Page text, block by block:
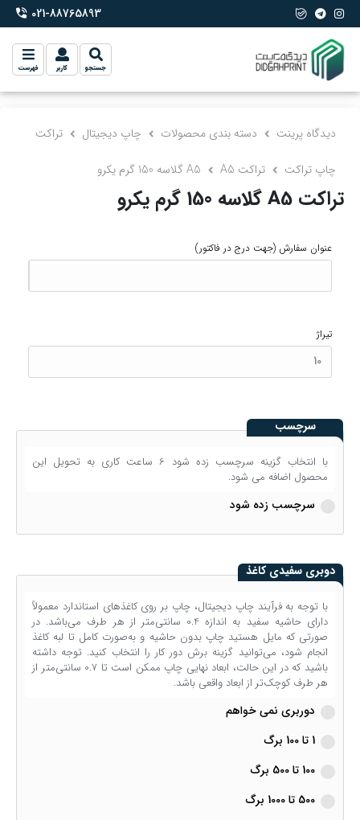
phone-2 021-88765893
جستجو کاربر فهرست
دیدگاه پرینت دسته بندی محصولات چاپ دیجیتال
چاپ تراکت تراکت A5
تراکت
A5 گلاسه 150 گرم یکرو
تراکت A5 گلاسه 150 گرم یکرو
عنوان سفارش (جهت درج در فاکتور)
تیراژ
سرچسب
با انتخاب گزینه سرچسب زده شود 6 ساعت کاری به تحویل این
محصول اضافه می شود.
سرچسب زده شود
دوبری سفیدی کاغذ
با توجه به فرآیند چاپ دیجیتال، چاپ بر روی کاغذهای استاندارد معمولاً
دارای حاشیه سفید به اندازه 0.4 سانتی‌متر از هر طرف می‌باشد. در
صورتی که مایل هستید چاپ بدون حاشیه و به‌صورت کامل تا لبه کاغذ
انجام شود، می‌توانید گزینه برش دور کار را انتخاب کنید. توجه داشته
باشید که در این حالت، ابعاد نهایی چاپ ممکن است تا 0.7 سانتی‌متر از
هر طرف کوچک‌تر از ابعاد واقعی باشد.
دوربری نمی خواهم
1 تا 100 برگ
100 تا 500 برگ
500 تا 1000 برگ